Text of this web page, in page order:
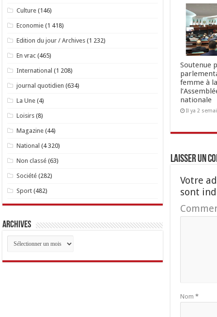
Soutenue
femme à
nationale
Il ya 2
Laisser un
Votre
sont
Nom *
Culture (146)
Economie (1 418)
Edition du jour / Archives (1 232)
En vrac (465)
International (1 208)
journal quotidien (634)
La Une (4)
Loisirs (8)
Magazine (44)
National (4 320)
Non classé (63)
Société (282)
Sport (482)
Archives
Archives